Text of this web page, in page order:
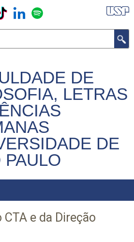
DE
LETRAS
DE
PAULO
e da Direção